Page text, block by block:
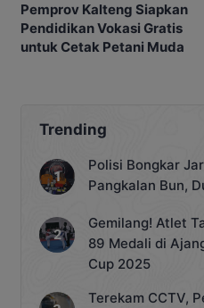
Pemprov Kalteng Siapkan
Pendidikan Vokasi Gratis
untuk Cetak Petani Muda
Trending
Polisi Bongkar
Pangkalan Bun,
Gemilang! Atlet
89 Medali di
Cup 2025
Terekam CCTV,